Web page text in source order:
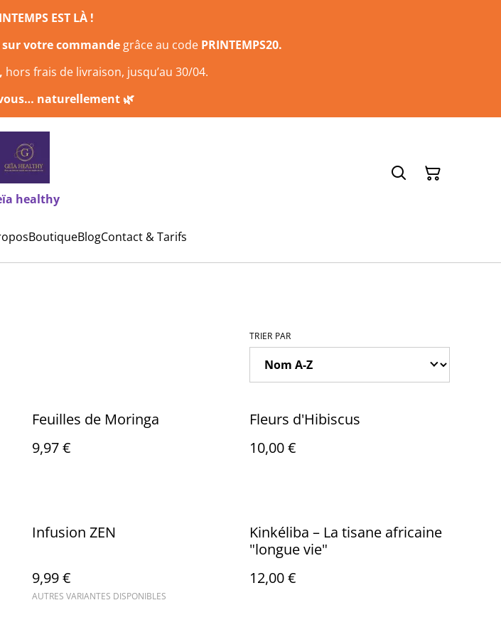
EST LÀ !
sur votre commande grâce au code PRINTEMPS20.
hors frais de livraison, jusqu’au 30/04.
naturellement 🌿
healthy
BoutiqueBlogContact & Tarifs
TRIER PAR
Feuilles de Moringa
9,97 €
Fleurs d'Hibiscus
10,00 €
Infusion ZEN
9,99 €
AUTRES VARIANTES DISPONIBLES
Kinkéliba – La tisane africaine
"longue vie"
12,00 €